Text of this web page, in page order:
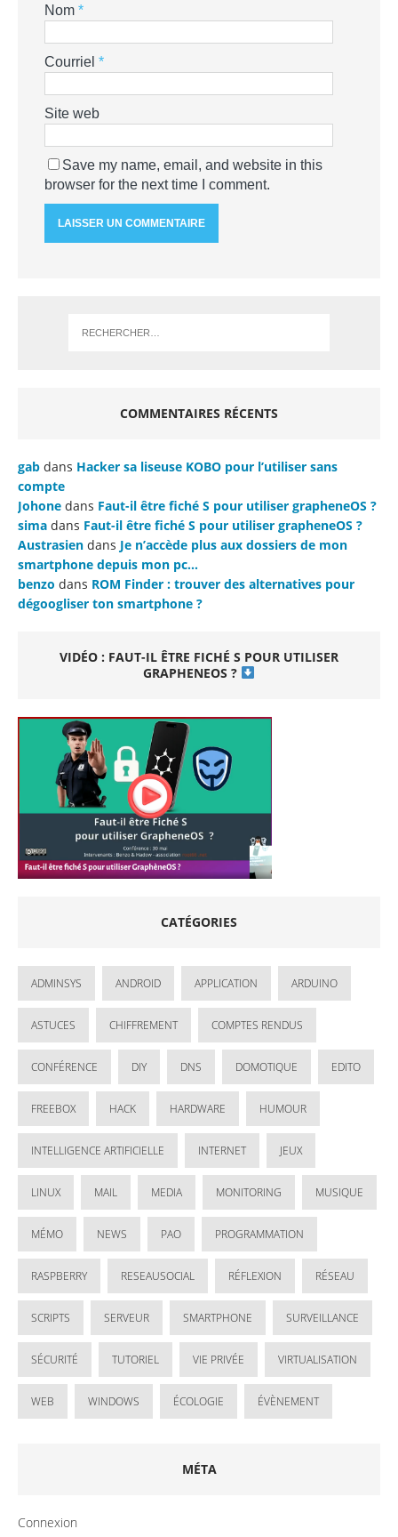
Nom *
Courriel *
Site web
Save my name, email, and website in this
browser for the next time I comment.
COMMENTAIRES RÉCENTS
gab dans Hacker sa liseuse KOBO pour l’utiliser sans
compte
Johone dans Faut-il être fiché S pour utiliser grapheneOS ?
sima dans Faut-il être fiché S pour utiliser grapheneOS ?
Austrasien dans Je n’accède plus aux dossiers de mon
smartphone depuis mon pc…
benzo dans ROM Finder : trouver des alternatives pour
dégoogliser ton smartphone ?
VIDÉO : FAUT-IL ÊTRE FICHÉ S POUR UTILISER
GRAPHENEOS ?
CATÉGORIES
ADMINSYS ANDROID APPLICATION ARDUINO
ASTUCES CHIFFREMENT COMPTES RENDUS
CONFÉRENCE DIY DNS DOMOTIQUE EDITO
FREEBOX HACK HARDWARE HUMOUR
INTELLIGENCE ARTIFICIELLE INTERNET JEUX
LINUX MAIL MEDIA MONITORING MUSIQUE
MÉMO NEWS PAO PROGRAMMATION
RASPBERRY RESEAUSOCIAL RÉFLEXION RÉSEAU
SCRIPTS SERVEUR SMARTPHONE SURVEILLANCE
SÉCURITÉ TUTORIEL VIE PRIVÉE VIRTUALISATION
WEB WINDOWS ÉCOLOGIE ÉVÈNEMENT
MÉTA
Connexion